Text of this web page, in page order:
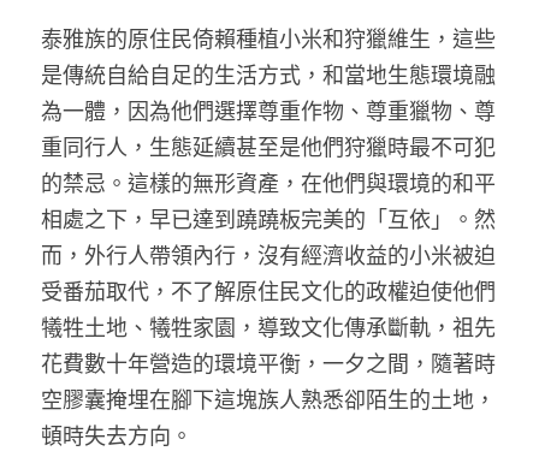
泰雅族的原住民倚賴種植小米和狩獵維生，這些
是傳統自給自足的生活方式，和當地生態環境融
為一體，因為他們選擇尊重作物、尊重獵物、尊
重同行人，生態延續甚至是他們狩獵時最不可犯
的禁忌。這樣的無形資產，在他們與環境的和平
相處之下，早已達到蹺蹺板完美的「互依」。然
而，外行人帶領內行，沒有經濟收益的小米被迫
受番茄取代，不了解原住民文化的政權迫使他們
犧牲土地、犧牲家園，導致文化傳承斷軌，祖先
花費數十年營造的環境平衡，一夕之間，隨著時
空膠囊掩埋在腳下這塊族人熟悉卻陌生的土地，
頓時失去方向。